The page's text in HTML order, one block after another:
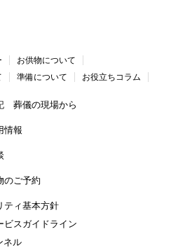
お供物について
準備について お役立ちコラム
葬儀の現場から
情報
のご予約
ティ基本方針
ビスガイドライン
ネル